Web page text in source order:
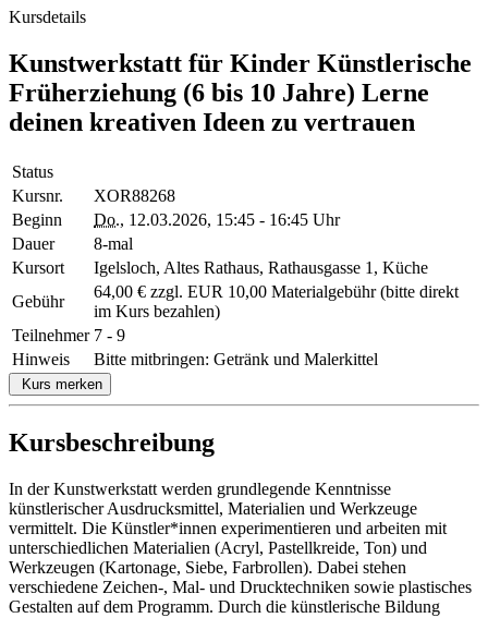
Kursdetails
Kunstwerkstatt für Kinder Künstlerische
Früherziehung (6 bis 10 Jahre) Lerne
deinen kreativen Ideen zu vertrauen
Status
Kursnr.
XOR88268
Beginn
Do., 12.03.2026, 15:45 - 16:45 Uhr
Dauer
8-mal
Kursort
Igelsloch, Altes Rathaus, Rathausgasse 1, Küche
Gebühr
64,00 € zzgl. EUR 10,00 Materialgebühr (bitte direkt
im Kurs bezahlen)
Teilnehmer 7 - 9
Hinweis
Bitte mitbringen: Getränk und Malerkittel
Kurs merken
Kursbeschreibung
In der Kunstwerkstatt werden grundlegende Kenntnisse
künstlerischer Ausdrucksmittel, Materialien und Werkzeuge
vermittelt. Die Künstler*innen experimentieren und arbeiten mit
unterschiedlichen Materialien (Acryl, Pastellkreide, Ton) und
Werkzeugen (Kartonage, Siebe, Farbrollen). Dabei stehen
verschiedene Zeichen-, Mal- und Drucktechniken sowie plastisches
Gestalten auf dem Programm. Durch die künstlerische Bildung